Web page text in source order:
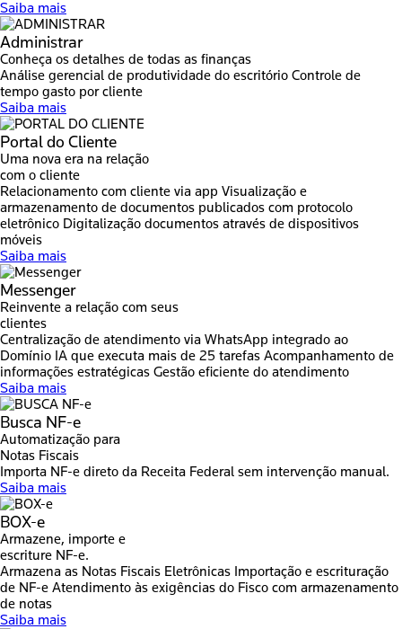
Saiba mais
Administrar
Conheça os detalhes de todas as finanças
Análise gerencial de produtividade do escritório Controle de
tempo gasto por cliente
Saiba mais
Portal do Cliente
Uma nova era na relação
com o cliente
Relacionamento com cliente via app Visualização e
armazenamento de documentos publicados com protocolo
eletrônico Digitalização documentos através de dispositivos
móveis
Saiba mais
Messenger
Reinvente a relação com seus
clientes
Centralização de atendimento via WhatsApp integrado ao
Domínio IA que executa mais de 25 tarefas Acompanhamento de
informações estratégicas Gestão eficiente do atendimento
Saiba mais
Busca NF-e
Automatização para
Notas Fiscais
Importa NF-e direto da Receita Federal sem intervenção manual.
Saiba mais
BOX-e
Armazene, importe e
escriture NF-e.
Armazena as Notas Fiscais Eletrônicas Importação e escrituração
de NF-e Atendimento às exigências do Fisco com armazenamento
de notas
Saiba mais